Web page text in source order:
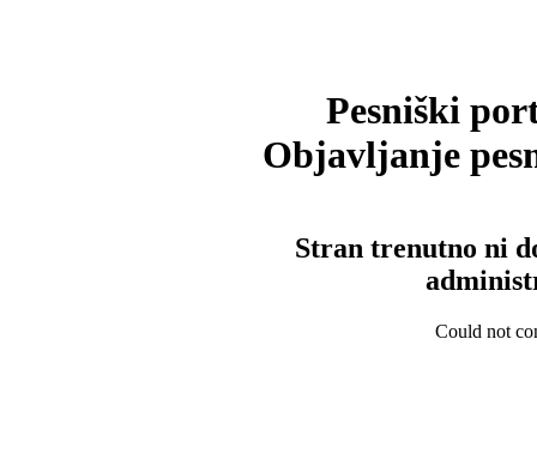
Pesniški
Objavljanje
Stran trenutno ni
Could not